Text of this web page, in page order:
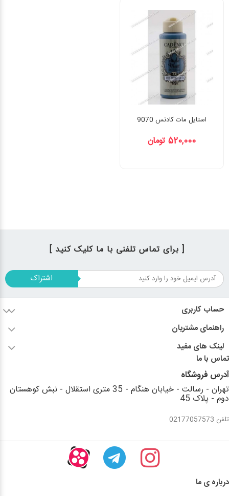
استایل مات کادنس 9070
520,000 تومان
[ برای تماس تلفنی با ما کلیک کنید ]
اشتراک
حساب کاربری
راهنمای مشتریان
لینک های مفید
تماس با ما
آدرس فروشگاه
تهران - رسالت - خیابان هنگام - 35 متری استقلال - نبش کوهستان
دوم - پلاک 45
تلفن 02177057573
درباره ی ما